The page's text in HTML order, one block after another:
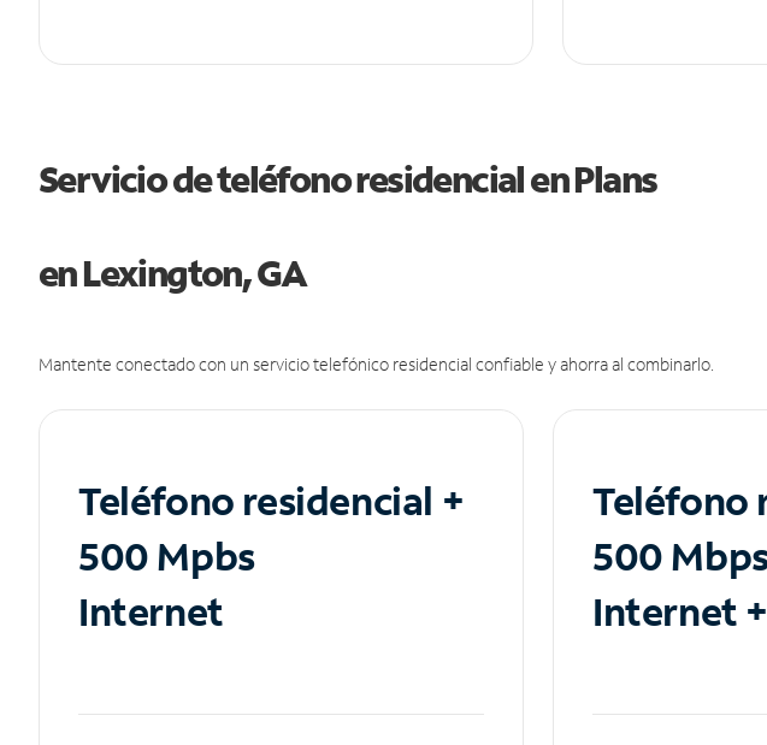
Servicio de teléfono residencial en Plans
en Lexington, GA
Mantente conectado con un servicio telefónico residencial confiable y ahorra al combinarlo.
Teléfono residencial +
500 Mpbs
Internet
Teléfono
500
Internet